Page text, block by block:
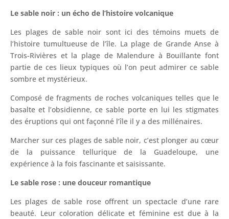
Le sable noir : un écho de l’histoire volcanique
Les plages de sable noir sont ici des témoins muets de
l’histoire tumultueuse de l’île. La plage de Grande Anse à
Trois-Rivières et la plage de Malendure à Bouillante font
partie de ces lieux typiques où l’on peut admirer ce sable
sombre et mystérieux.
Composé de fragments de roches volcaniques telles que le
basalte et l’obsidienne, ce sable porte en lui les stigmates
des éruptions qui ont façonné l’île il y a des millénaires.
Marcher sur ces plages de sable noir, c’est plonger au cœur
de la puissance tellurique de la Guadeloupe, une
expérience à la fois fascinante et saisissante.
Le sable rose : une douceur romantique
Les plages de sable rose offrent un spectacle d’une rare
beauté. Leur coloration délicate et féminine est due à la